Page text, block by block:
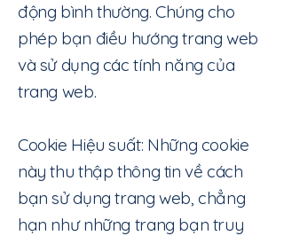
động bình thường. Chúng cho
phép bạn điều hướng trang web
và sử dụng các tính năng của
trang web.
Cookie Hiệu suất: Những cookie
này thu thập thông tin về cách
bạn sử dụng trang web, chẳng
hạn như những trang bạn truy